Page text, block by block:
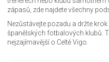
zápasů, zde najdete všechny
Nezůstávejte pozadu a držte
španělských fotbalových klubů.
nejzajímavější o Celtě Vigo.